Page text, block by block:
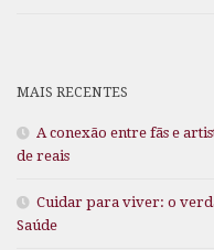
MAIS RECENTES
A conexão entre fãs e
de reais
Cuidar para viver: o
Saúde